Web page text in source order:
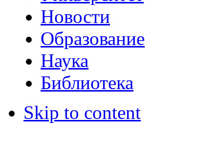
Новости
Образование
Наука
Библиотека
Skip to content